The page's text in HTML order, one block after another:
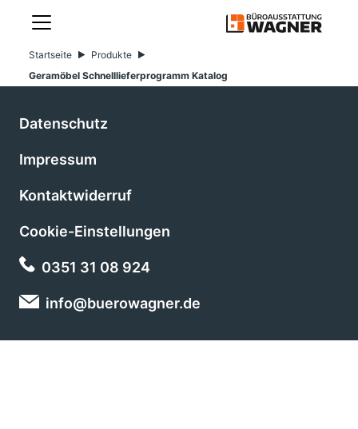
Startseite
Produkte
Geramöbel Schnelllieferprogramm Katalog
Datenschutz
Impressum
Kontaktwiderruf
Cookie-Einstellungen
0351 31 08 924
info@buerowagner.de